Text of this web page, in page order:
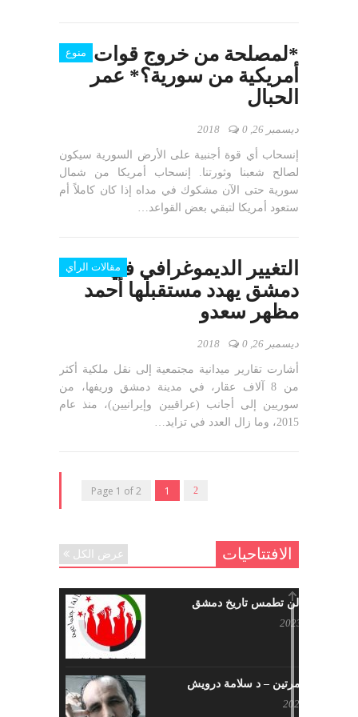
منوع
*لمصلحة من خروج قوات
أمريكية من سورية؟* عمر
الحبال
ديسمبر 26, 2018 0
إنسحاب أي قوة أجنبية على الأرض السورية سيكون
لصالح شعبنا وثورتنا. إنسحاب أمريكا من شمال
سورية حتى الآن مشكوك في مداه إذا كان كاملاً أم
ستعود أمريكا لتبقي بعض القواعد…
مقالات الرأيالتغيير الديموغرافي في
دمشق يهدد مستقبلها أحمد
مظهر سعدو
ديسمبر 26, 2018 0
أشارت تقارير ميدانية مجتمعية إلى نقل ملكية أكثر
من 8 آلاف عقار، في مدينة دمشق وريفها، من
سوريين إلى أجانب (عراقيين وإيرانيين)، منذ عام
2015، وما زال العدد في تزايد…
Page 1 of 2 1 2
الافتتاحيات عرض الكل
حرائقكم لن تطمس تاريخ دمشق
لا تقتلونا مرتين – د سلامة درويش